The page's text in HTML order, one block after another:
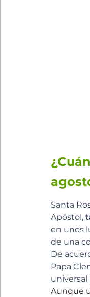
Santa
Apóstol,
en unos
de una
De
Papa
universal
Aunque